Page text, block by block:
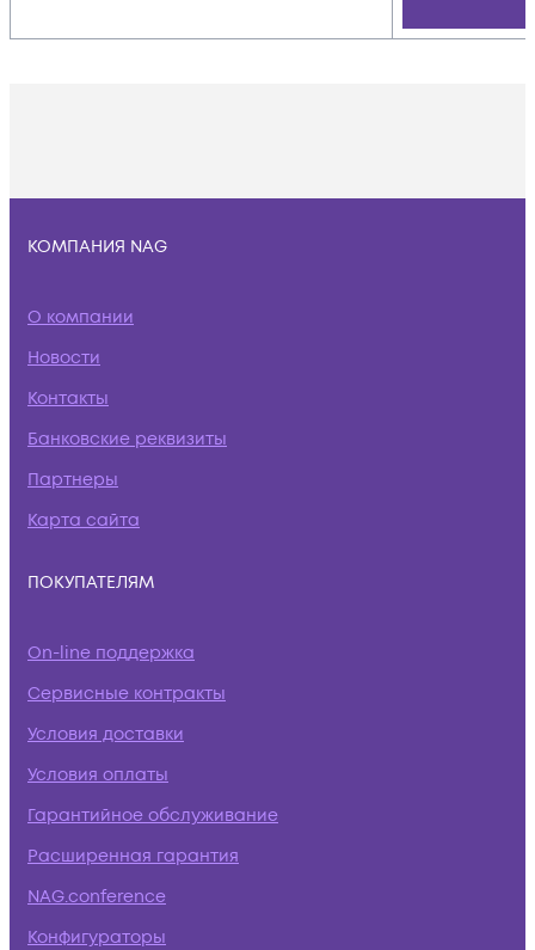
КОМПАНИЯ NAG
О компании
Новости
Контакты
Банковские реквизиты
Партнеры
Карта сайта
ПОКУПАТЕЛЯМ
On-line поддержка
Сервисные контракты
Условия доставки
Условия оплаты
Гарантийное обслуживание
Расширенная гарантия
NAG.conference
Конфигураторы